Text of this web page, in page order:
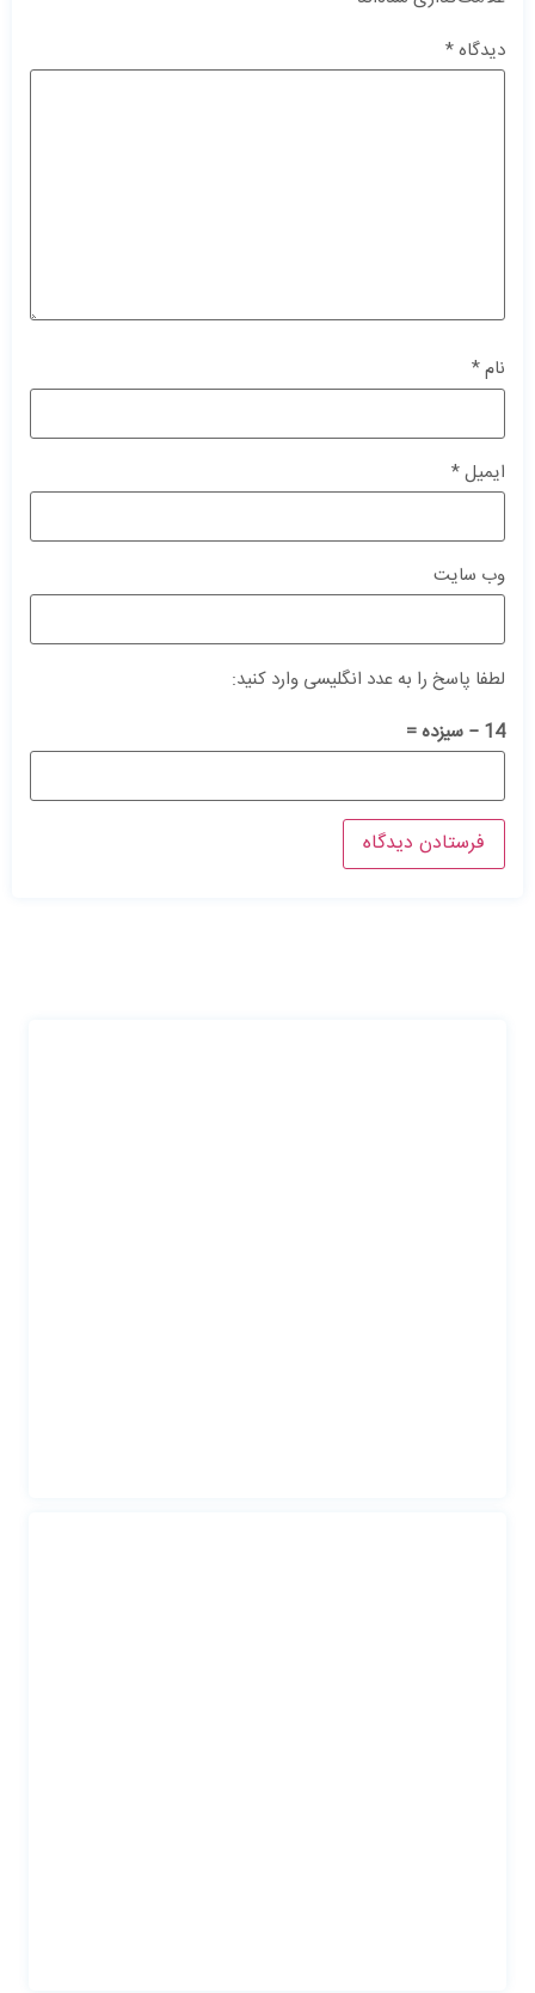
دیدگاه*
نام*
ایمیل*
وب‌ سایت
لطفا پاسخ را به عدد انگلیسی وارد کنید:
14 − سیزده =